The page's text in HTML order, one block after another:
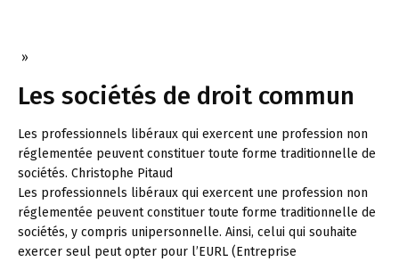
»
Les sociétés de droit commun
Les professionnels libéraux qui exercent une profession non
réglementée peuvent constituer toute forme traditionnelle de
sociétés. Christophe Pitaud
Les professionnels libéraux qui exercent une profession non
réglementée peuvent constituer toute forme traditionnelle de
sociétés, y compris unipersonnelle. Ainsi, celui qui souhaite
exercer seul peut opter pour l’EURL (Entreprise